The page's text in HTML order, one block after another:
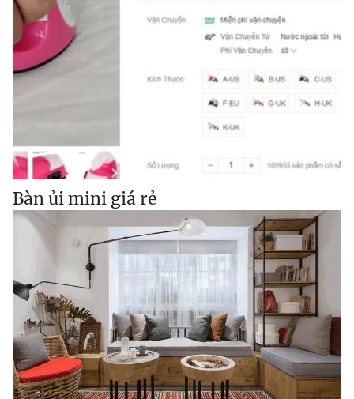
Bàn ủi mini giá rẻ